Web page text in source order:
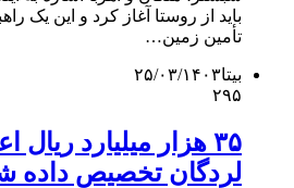
باید از روستا آغاز کرد و این یک
تأمین زمین…
بیتا۲۵/۰۳/۱۴۰۳
۲۹۵
۳۵ هزار میلیارد
لردگان تخصیص داده